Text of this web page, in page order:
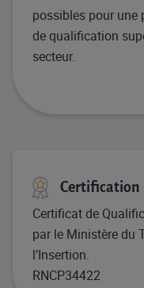
possibles pour une
de qualification
secteur.
Certification
Certificat de
par le Ministère du
l’Insertion.
RNCP34422